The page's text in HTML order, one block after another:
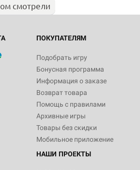
смотрели
ПОКУПАТЕЛЯМ
Подобрать игру
Бонусная программа
Информация о заказе
Возврат товара
Помощь с правилами
Архивные игры
Товары без скидки
Мобильное приложение
НАШИ ПРОЕКТЫ